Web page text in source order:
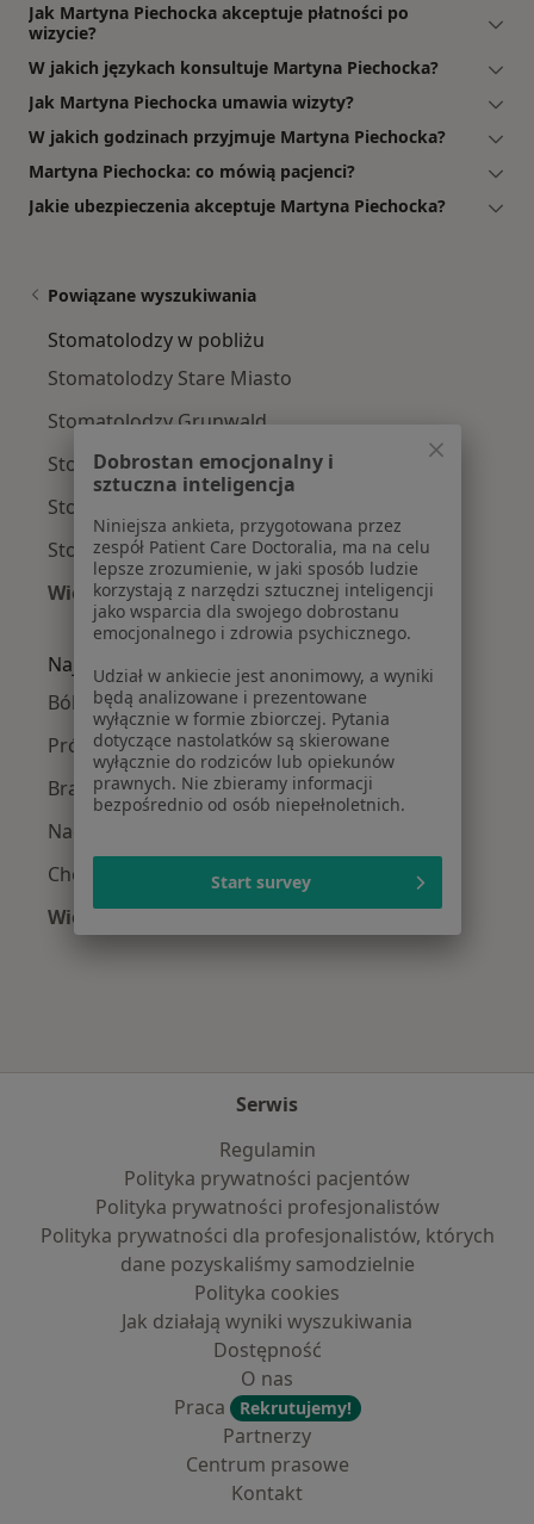
Jak Martyna Piechocka akceptuje płatności po
wizycie?
W jakich językach konsultuje Martyna Piechocka?
Jak Martyna Piechocka umawia wizyty?
W jakich godzinach przyjmuje Martyna Piechocka?
Martyna Piechocka: co mówią pacjenci?
Jakie ubezpieczenia akceptuje Martyna Piechocka?
Powiązane wyszukiwania
Stomatolodzy w pobliżu
Stomatolodzy Stare Miasto
Stomatolodzy Grunwald
Stomatolodzy Jeżyce
Stomatolodzy Nowe Miasto
Stomatolodzy Wilda
Więcej (2)
Więcej w kategorii: Stomatolodzy w pobliżu
Najczęście leczone choroby
Ból zęba w Poznaniu
Próchnica w Poznaniu
Braki zębowe w Poznaniu
Nadwrażliwość zębów w Poznaniu
Choroby miazgi w Poznaniu
Więcej (15)
Serwis
Regulamin
Polityka prywatności pacjentów
Polityka prywatności profesjonalistów
Polityka prywatności dla profesjonalistów, których
dane pozyskaliśmy samodzielnie
Polityka cookies
Jak działają wyniki wyszukiwania
Dostępność
O nas
Praca
Rekrutujemy!
Partnerzy
Centrum prasowe
Kontakt
Dobrostan emocjonalny i
sztuczna inteligencja
Niniejsza ankieta, przygotowana przez
zespół Patient Care Doctoralia, ma na celu
lepsze zrozumienie, w jaki sposób ludzie
korzystają z narzędzi sztucznej inteligencji
jako wsparcia dla swojego dobrostanu
emocjonalnego i zdrowia psychicznego.
Udział w ankiecie jest anonimowy, a wyniki
będą analizowane i prezentowane
wyłącznie w formie zbiorczej. Pytania
dotyczące nastolatków są skierowane
wyłącznie do rodziców lub opiekunów
prawnych. Nie zbieramy informacji
bezpośrednio od osób niepełnoletnich.
Start survey